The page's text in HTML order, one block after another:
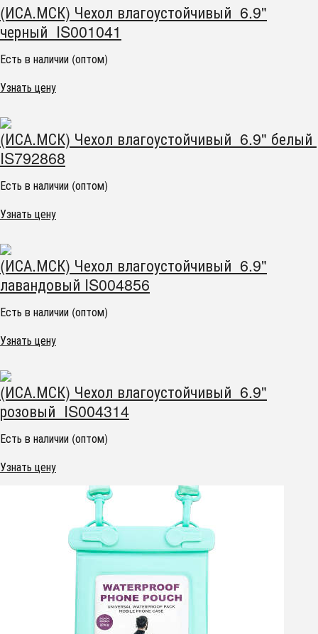
(ИСА.МСК) Чехол влагоустойчивый 6.9"
черный IS001041
Есть в наличии (оптом)
Узнать цену
(ИСА.МСК) Чехол влагоустойчивый 6.9" белый
IS792868
Есть в наличии (оптом)
Узнать цену
(ИСА.МСК) Чехол влагоустойчивый 6.9"
лавандовый IS004856
Есть в наличии (оптом)
Узнать цену
(ИСА.МСК) Чехол влагоустойчивый 6.9"
розовый IS004314
Есть в наличии (оптом)
Узнать цену